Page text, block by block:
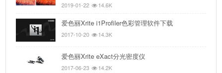
2019-01-22 14.6K
爱色丽Xrite i1Profiler色彩管理软件下载
2017-10-20 14.3K
爱色丽Xrite eXact分光密度仪
2017-06-23 14.2K